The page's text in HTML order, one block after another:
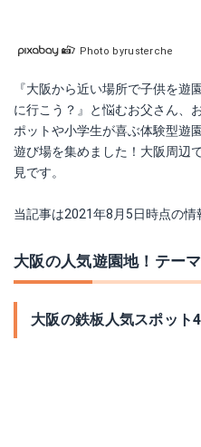
Photo byrusterche
『大阪から近い場所で子供を遊
に行こう？』と悩むお父さん、
ポットや小学生が喜ぶ体験型遊
遊び場を集めました！大阪周辺
見です。
当記事は2021年8月5日時点の情
大阪の人気遊園地！テー
大阪の鉄板人気スポット4